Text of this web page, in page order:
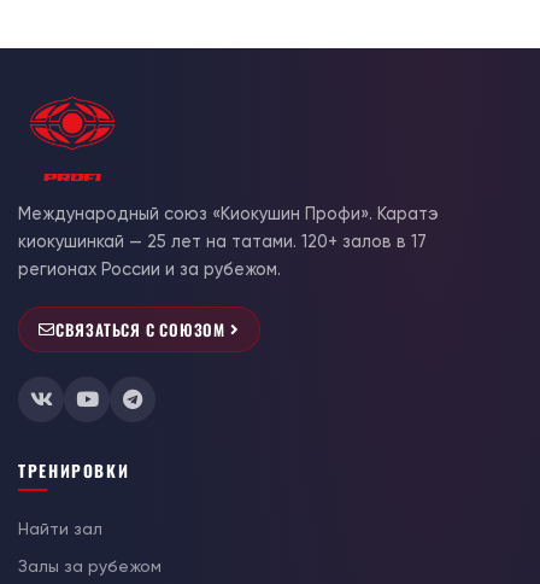
Международный союз «Киокушин Профи». Каратэ
киокушинкай — 25 лет на татами. 120+ залов в 17
регионах России и за рубежом.
СВЯЗАТЬСЯ С СОЮЗОМ
ТРЕНИРОВКИ
Найти зал
Залы за рубежом